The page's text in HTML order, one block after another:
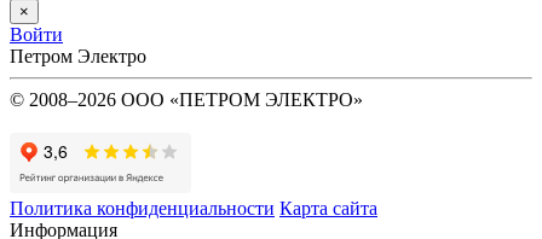
×
Войти
Петром Электро
© 2008–2026 ООО «ПЕТРОМ ЭЛЕКТРО»
Политика конфиденциальности Карта сайта
Информация